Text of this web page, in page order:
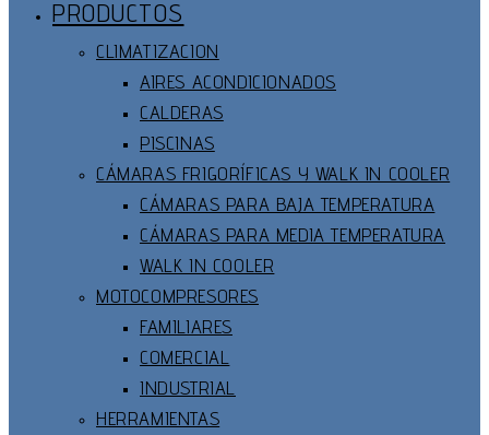
PRODUCTOS
CLIMATIZACION
AIRES ACONDICIONADOS
CALDERAS
PISCINAS
CÁMARAS FRIGORÍFICAS Y WALK IN COOLER
CÁMARAS PARA BAJA TEMPERATURA
CÁMARAS PARA MEDIA TEMPERATURA
WALK IN COOLER
MOTOCOMPRESORES
FAMILIARES
COMERCIAL
INDUSTRIAL
HERRAMIENTAS